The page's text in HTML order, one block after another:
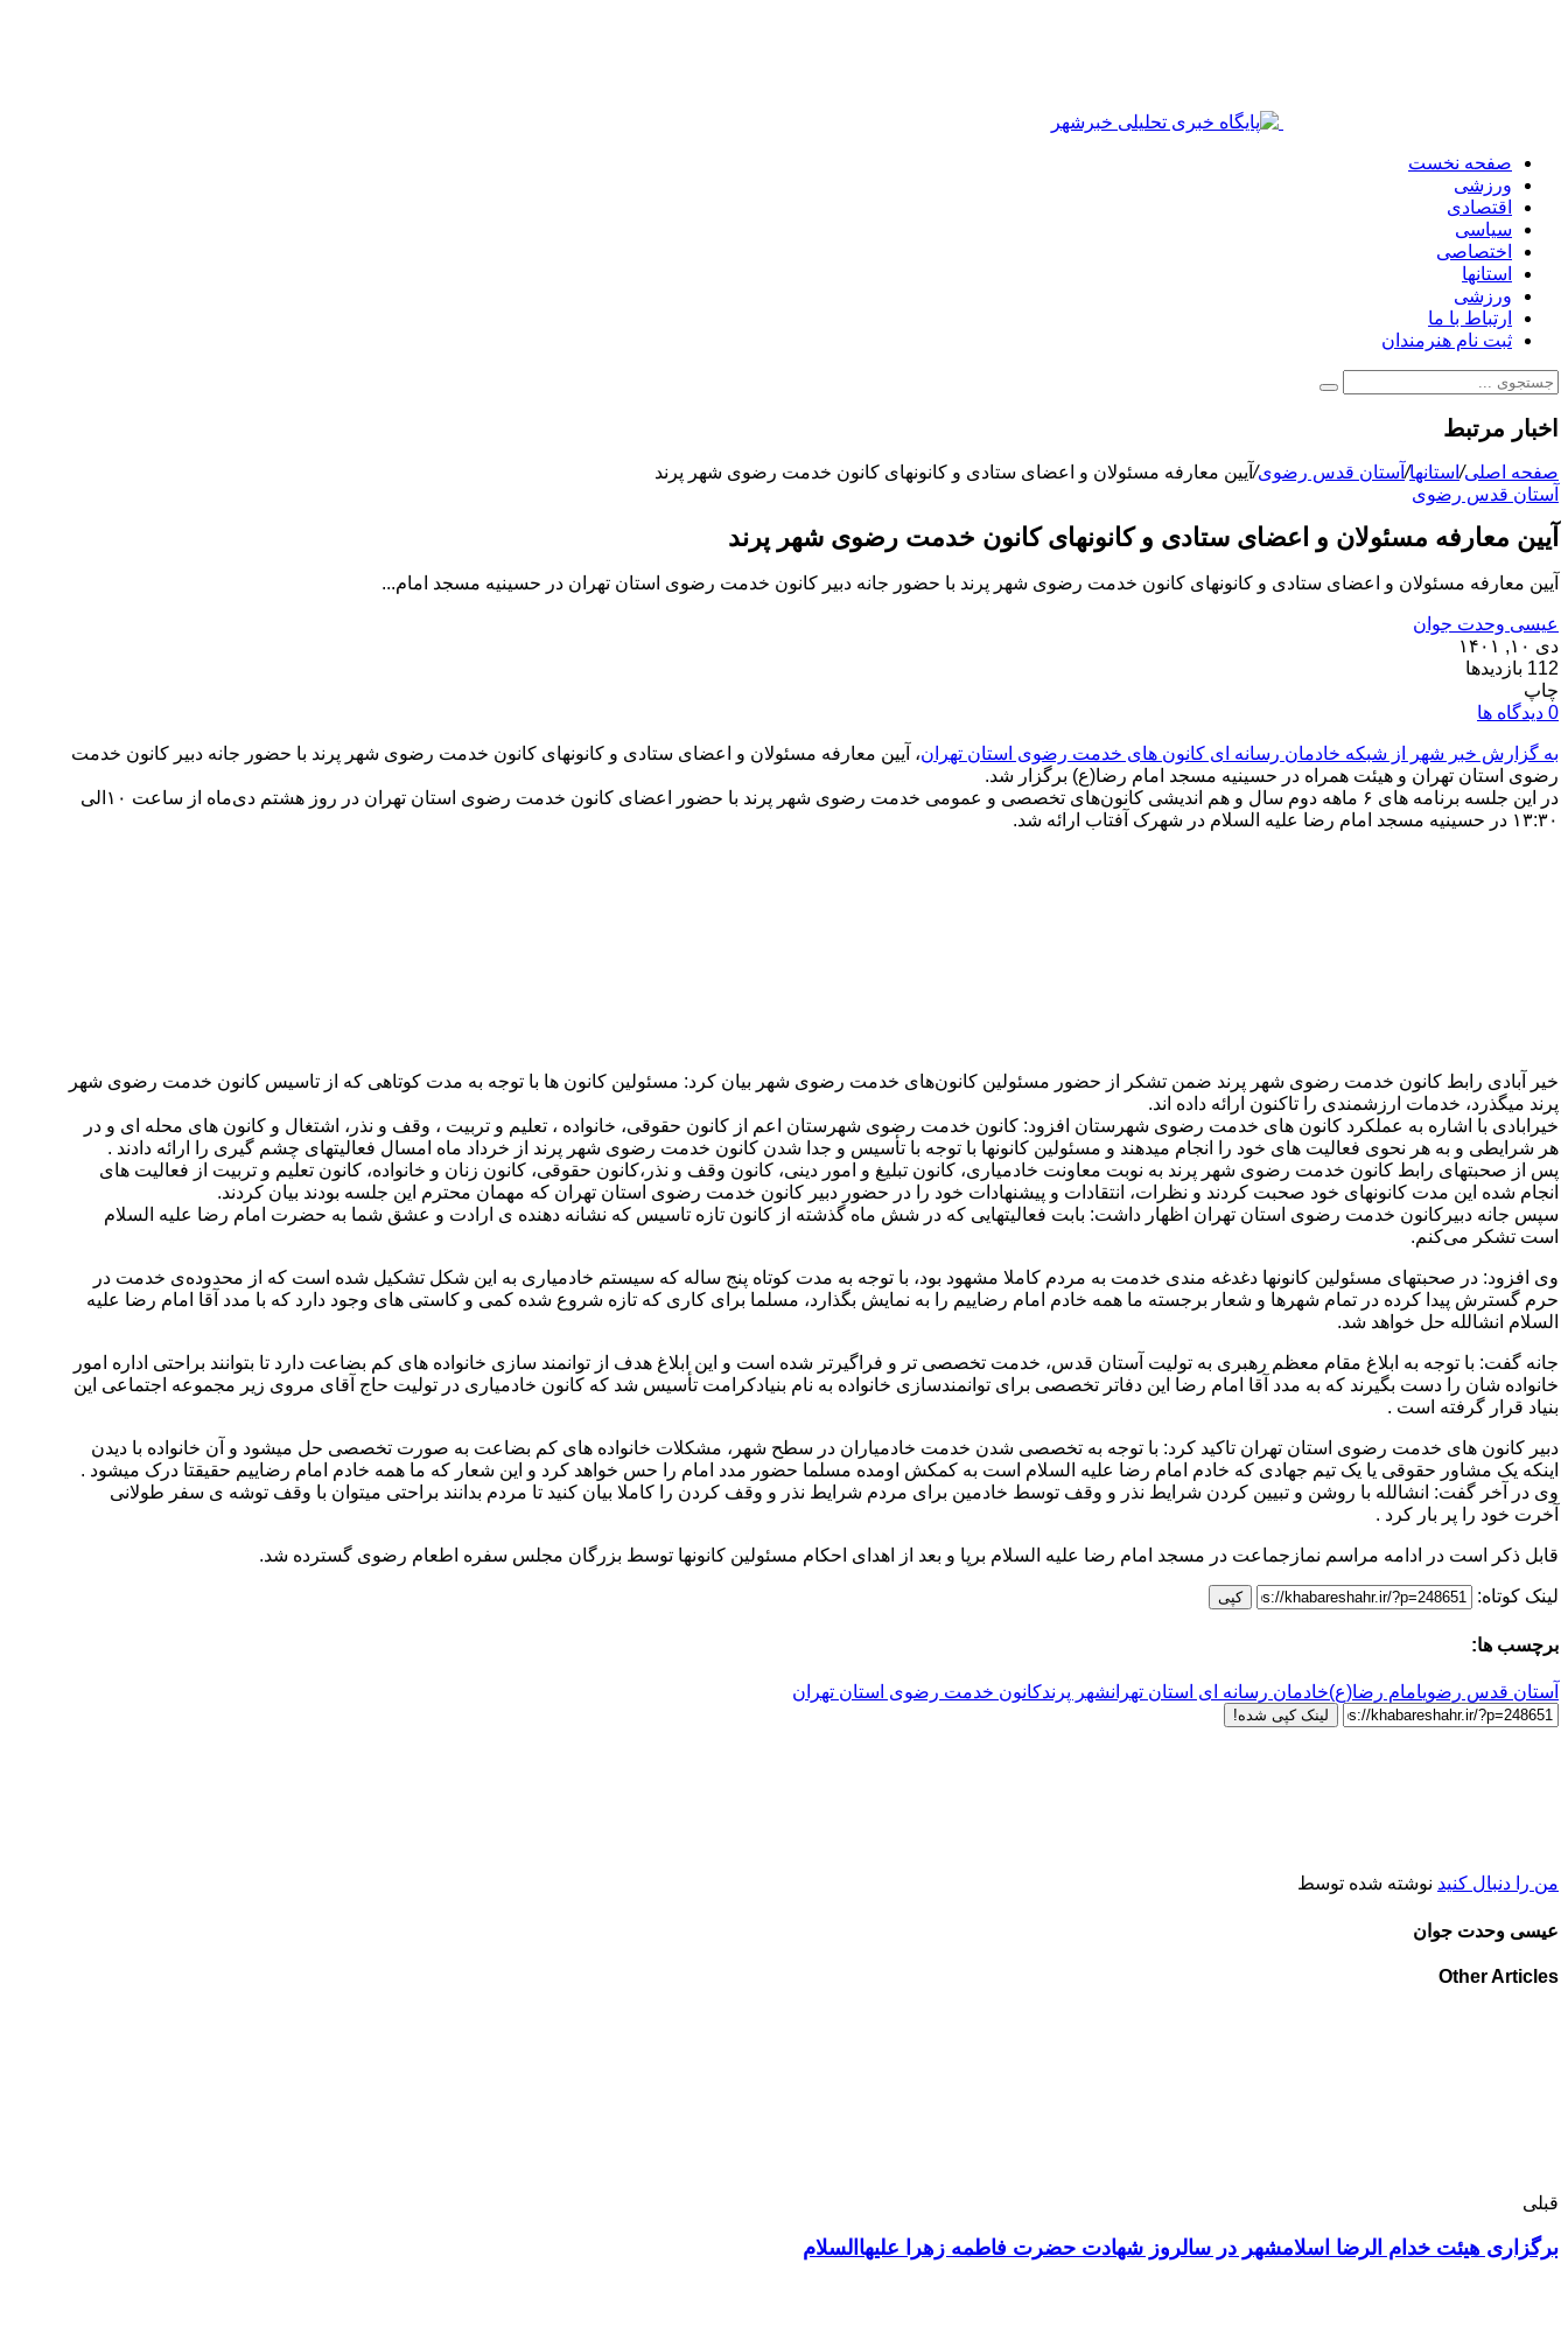
صفحه نخست
ورزشی
اقتصادی
سیاسی
اختصاصی
استانها
ورزشی
ارتباط با ما
ثبت نام هنرمندان
اخبار مرتبط
صفحه اصلی/استانها/آستان قدس رضوی/آیین معارفه مسئولان و اعضای ستادی و کانونهای کانون خدمت رضوی شهر پرند
آستان قدس رضوی
آیین معارفه مسئولان و اعضای ستادی و کانونهای کانون خدمت رضوی شهر پرند
آیین معارفه مسئولان و اعضای ستادی و کانونهای کانون خدمت رضوی شهر پرند با حضور جانه دبیر کانون خدمت رضوی استان تهران در حسینیه مسجد امام...
عیسی وحدت جوان
دی ۱۰, ۱۴۰۱
112 بازدیدها
چاپ
0 دیدگاه ها
به گزارش خبر شهر از شبکه خادمان رسانه ای کانون های خدمت رضوی استان تهران، آیین معارفه مسئولان و اعضای ستادی و کانونهای کانون خدمت رضوی شهر پرند با حضور جانه دبیر کانون خدمت
رضوی استان تهران و هیئت همراه در حسینیه مسجد امام رضا(ع) برگزار شد.
در این جلسه برنامه های ۶ ماهه دوم سال و هم اندیشی کانون‌های تخصصی و عمومی خدمت رضوی شهر پرند با حضور اعضای کانون خدمت رضوی استان تهران در روز هشتم دی‌ماه از ساعت ۱۰الی
۱۳:۳۰ در حسینیه مسجد امام رضا علیه السلام در شهرک آفتاب ارائه شد.
خیر آبادی رابط کانون خدمت رضوی شهر پرند ضمن تشکر از حضور مسئولین کانون‌های خدمت رضوی شهر بیان کرد: مسئولین کانون ها با توجه به مدت کوتاهی که از تاسیس کانون خدمت رضوی شهر
پرند میگذرد، خدمات ارزشمندی را تاکنون ارائه داده اند.
خیرابادی با اشاره به عملکرد کانون های خدمت رضوی شهرستان افزود: کانون خدمت رضوی شهرستان اعم از کانون حقوقی، خانواده ، تعلیم و تربیت ، وقف و نذر، اشتغال و کانون های محله ای و در
هر شرایطی و به هر نحوی فعالیت های خود را انجام میدهند و مسئولین کانونها با توجه با تأسیس و جدا شدن کانون خدمت رضوی شهر پرند از خرداد ماه امسال فعالیتهای چشم گیری را ارائه دادند .
پس از صحبتهای رابط کانون خدمت رضوی شهر پرند به نوبت معاونت خادمیاری، کانون تبلیغ و امور دینی، کانون وقف و نذر،کانون حقوقی، کانون زنان و خانواده، کانون تعلیم و تربیت از فعالیت های
انجام شده این مدت کانونهای خود صحبت کردند و نظرات، انتقادات و پیشنهادات خود را در حضور دبیر کانون خدمت رضوی استان تهران که مهمان محترم این جلسه بودند بیان کردند.
سپس جانه دبیرکانون خدمت رضوی استان تهران اظهار داشت: بابت فعالیتهایی که در شش ماه گذشته از کانون تازه تاسیس که نشانه دهنده ی ارادت و عشق شما به حضرت امام رضا علیه السلام
است تشکر می‌کنم.
وی افزود: در صحبتهای مسئولین کانونها دغدغه مندی خدمت به مردم کاملا مشهود بود، با توجه به مدت کوتاه پنج ساله که سیستم خادمیاری به این شکل تشکیل شده است که از محدوده‌ی خدمت در
حرم گسترش پیدا کرده در تمام شهرها و شعار برجسته ما همه خادم امام رضاییم را به نمایش بگذارد، مسلما برای کاری که تازه شروع شده کمی و کاستی های وجود دارد که با مدد آقا امام رضا علیه
السلام انشالله حل خواهد شد.
جانه گفت: با توجه به ابلاغ مقام معظم رهبری به تولیت آستان قدس، خدمت تخصصی تر و فراگیرتر شده است و این ابلاغ هدف از توانمند سازی خانواده های کم بضاعت دارد تا بتوانند براحتی اداره امور
خانواده شان را دست بگیرند که به مدد آقا امام رضا این دفاتر تخصصی برای توانمندسازی خانواده به نام بنیادکرامت تأسیس شد که کانون خادمیاری در تولیت حاج آقای مروی زیر مجموعه اجتماعی این
بنیاد قرار گرفته است .
دبیر کانون های خدمت رضوی استان تهران تاکید کرد: با توجه به تخصصی شدن خدمت خادمیاران در سطح شهر، مشکلات خانواده های کم بضاعت به صورت تخصصی حل میشود و آن خانواده با دیدن
اینکه یک مشاور حقوقی یا یک تیم جهادی که خادم امام رضا علیه السلام است به کمکش اومده مسلما حضور مدد امام را حس خواهد کرد و این شعار که ما همه خادم امام رضاییم حقیقتا درک میشود .
وی در آخر گفت: انشالله با روشن و تبیین کردن شرایط نذر و وقف توسط خادمین برای مردم شرایط نذر و وقف کردن را کاملا بیان کنید تا مردم بدانند براحتی میتوان با وقف توشه ی سفر طولانی
آخرت خود را پر بار کرد .
قابل ذکر است در ادامه مراسم نمازجماعت در مسجد امام رضا علیه السلام برپا و بعد از اهدای احکام مسئولین کانونها توسط بزرگان مجلس سفره اطعام رضوی گسترده شد.
لینک کوتاه: کپی
برچسب ها:
آستان قدس رضویامام رضا(ع)خادمان رسانه ای استان تهرانشهر پرندکانون خدمت رضوی استان تهران
لینک کپی شده!
من را دنبال کنید نوشته شده توسط
عیسی وحدت جوان
Other Articles
قبلی
برگزاری هیئت خدام الرضا اسلامشهر در سالروز شهادت حضرت فاطمه زهرا علیهاالسلام